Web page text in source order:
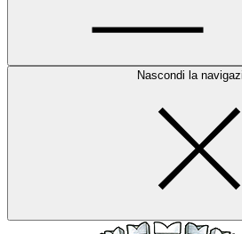
Nascondi la